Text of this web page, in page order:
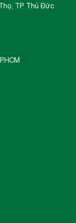
TP Thủ Đức